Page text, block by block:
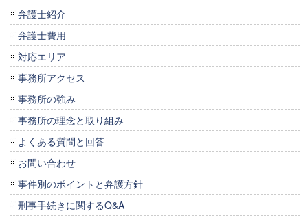
弁護士紹介
弁護士費用
対応エリア
事務所アクセス
事務所の強み
事務所の理念と取り組み
よくある質問と回答
お問い合わせ
事件別のポイントと弁護方針
刑事手続きに関するQ&A